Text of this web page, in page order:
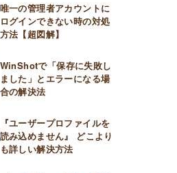
唯一の管理者アカウントに
ログインできない時の対処
方法【超図解】
WinShotで「保存に失敗し
ました」とエラーになる場
合の解決法
『ユーザープロファイルを
読み込めません』 どこより
も詳しい解決方法